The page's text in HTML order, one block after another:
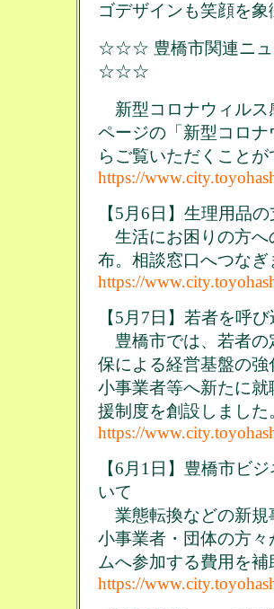
ゴデザインも笑顔を
☆☆☆ 豊橋市関連ニュ
☆☆☆
新型コロナウィルス
ページの「新型コロ
らご覧いただくこと
https://
【5月6日】生理用品
生活にお困りの方へ
布。相談窓口へつなぎ
https://
【5月7日】若者を呼
豊橋市では、若者の
保による経営基盤の
小事業者等へ新たに
援制度を創設しました
https://
【6月1日】豊橋市ビ
いて
業態転換などの新規
小事業者・団体の方
ムへ参加する費用を
https://